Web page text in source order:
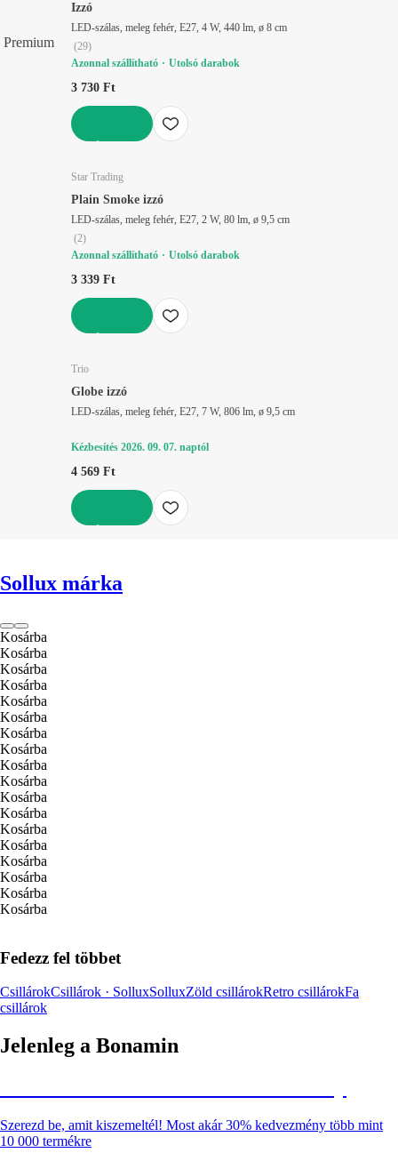
Premium
Izzó
LED-szálas, meleg fehér, E27, 4 W, 440 lm, ø 8 cm
(29)
Azonnal szállítható
Utolsó darabok
3 730 Ft
Star Trading
Plain Smoke izzó
LED-szálas, meleg fehér, E27, 2 W, 80 lm, ø 9,5 cm
(2)
Azonnal szállítható
Utolsó darabok
3 339 Ft
Trio
Globe izzó
LED-szálas, meleg fehér, E27, 7 W, 806 lm, ø 9,5 cm
Kézbesítés 2026. 09. 07. naptól
4 569 Ft
Sollux márka
Kosárba
Kosárba
Kosárba
Kosárba
Kosárba
Kosárba
Kosárba
Kosárba
Kosárba
Kosárba
Kosárba
Kosárba
Kosárba
Kosárba
Kosárba
Kosárba
Kosárba
Kosárba
Fedezz fel többet
CsillárokCsillárok · SolluxSolluxZöld csillárokRetro csillárokFa
csillárok
Jelenleg a Bonamin
Szerezd be, amit kiszemeltél! Most akár 30% kedvezmény több mint
10 000 termékre